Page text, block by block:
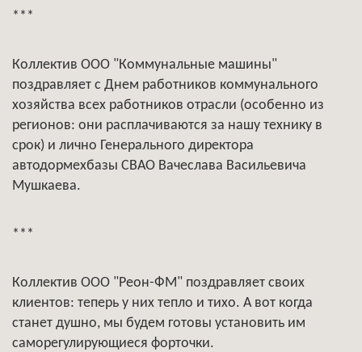
***
Коллектив ООО "Коммунальные машины"
поздравляет с Днем работников коммунального
хозяйства всех работников отрасли (особенно из
регионов: они расплачиваются за нашу технику в
срок) и лично Генерального директора
автодормехбазы СВАО Вачеслава Васильевича
Мушкаева.
***
Коллектив ООО "Реон-ФМ" поздравляет своих
клиентов: теперь у них тепло и тихо. А вот когда
станет душно, мы будем готовы установить им
саморегулирующиеся форточки.